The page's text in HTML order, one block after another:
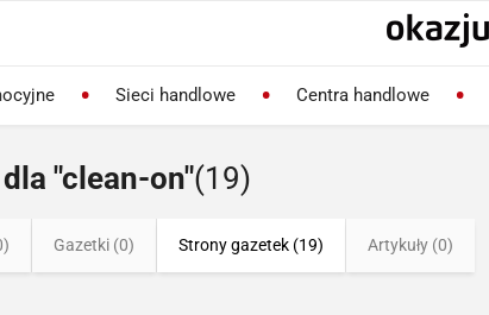
Sieci handlowe Centra handlowe
"clean-on"(19)
Gazetki (0) Strony gazetek (19) Artykuły (0)